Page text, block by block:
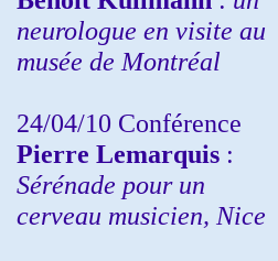
neurologue en visite au
musée de Montréal
24/04/10 Conférence
Pierre Lemarquis :
Sérénade pour un
cerveau musicien, Nice